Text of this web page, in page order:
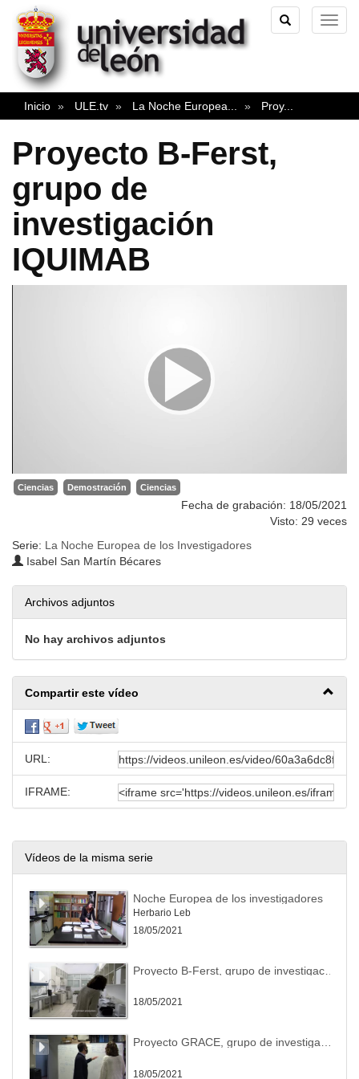
TOGGLE
SEARCH
Inicio ULE.tv La Noche Europea Proy...
Proyecto B-Ferst,
grupo de
investigación
IQUIMAB
Ciencias Demostración Ciencias
Fecha de grabación: 18/05/2021
Visto: 29 veces
Serie: La Noche Europea de los Investigadores
Isabel San Martín Bécares
Archivos adjuntos
No hay archivos adjuntos
Compartir este vídeo
URL:
IFRAME:
Vídeos de la misma serie
Noche Europea de los investigadores
Herbario Leb
18/05/2021
18/05/2021
18/05/2021